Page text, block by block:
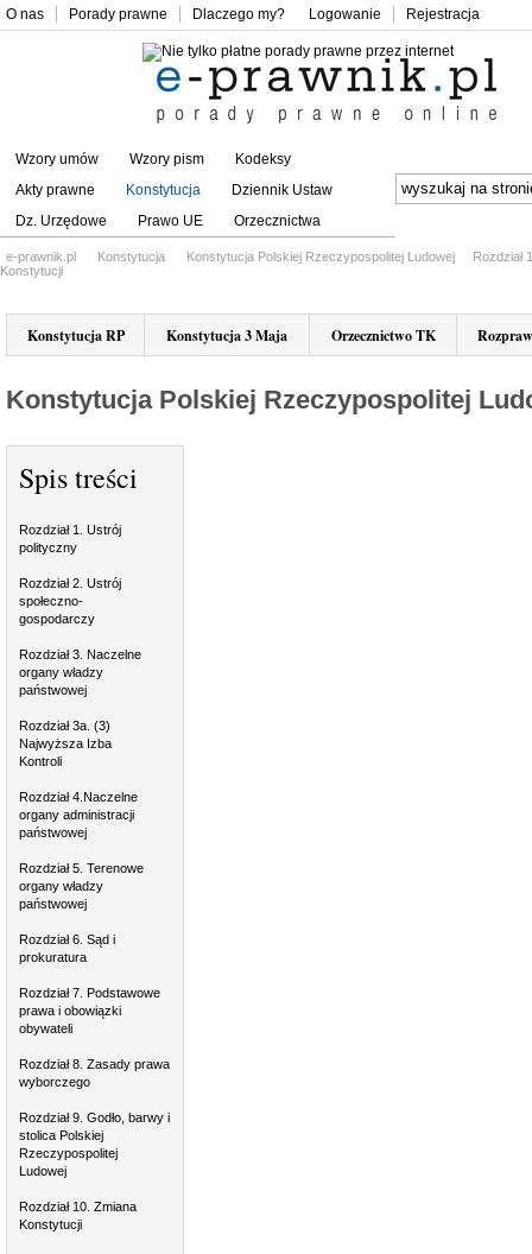
O nas Porady prawne Dlaczego my? Logowanie Rejestracja
Wzory umów Wzory pism
Kodeksy
Akty prawne
Konstytucja
Dziennik Ustaw
Dz. Urzędowe
Prawo UE Orzecznictwa
e-prawnik.pl Konstytucja Konstytucja Polskiej Rzeczypospolitej Ludowej
Rozdział
Konstytucji
Konstytucja RP Konstytucja 3 Maja Orzecznictwo TK
Konstytucja Polskiej Rzeczypospolitej
Spis treści
Rozdział 1. Ustrój
polityczny
Rozdział 2. Ustrój
społeczno-
gospodarczy
Rozdział 3. Naczelne
organy władzy
państwowej
Rozdział 3a. (3)
Najwyższa Izba
Kontroli
Rozdział 4.Naczelne
organy administracji
państwowej
Rozdział 5. Terenowe
organy władzy
państwowej
Rozdział 6. Sąd i
prokuratura
Rozdział 7. Podstawowe
prawa i obowiązki
obywateli
Rozdział 8. Zasady prawa
wyborczego
Rozdział 9. Godło, barwy i
stolica Polskiej
Rzeczypospolitej
Ludowej
Rozdział 10. Zmiana
Konstytucji